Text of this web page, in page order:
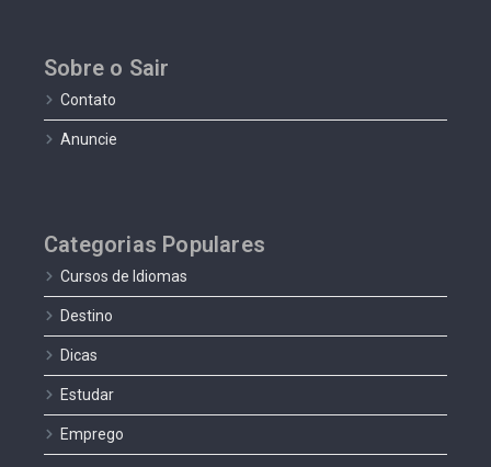
Sobre o Sair
Contato
Anuncie
Categorias Populares
Cursos de Idiomas
Destino
Dicas
Estudar
Emprego